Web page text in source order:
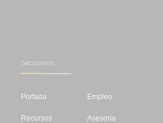
Secciones
Portada
Recursos
Empleo
Asesoría